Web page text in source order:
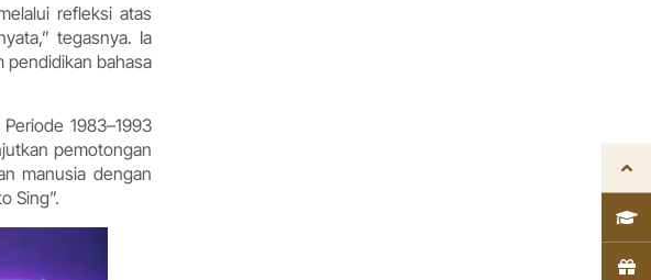
refleksi atas
tegasnya. Ia
pendidikan bahasa
1983–1993
pemotongan
manusia dengan
Sing”.